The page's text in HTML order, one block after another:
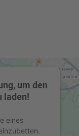
um den
laden!
eines